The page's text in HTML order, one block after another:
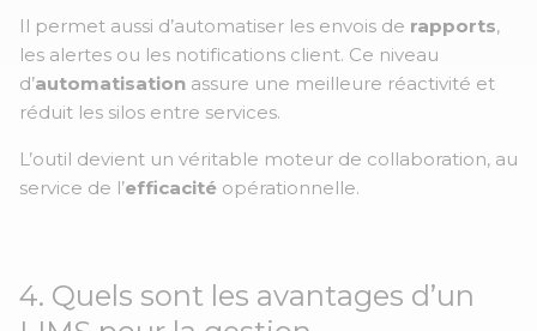
Il permet aussi d’automatiser les envois de rapports,
les alertes ou les notifications client. Ce niveau
d’automatisation assure une meilleure réactivité et
réduit les silos entre services.
L’outil devient un véritable moteur de collaboration, au
service de l’efficacité opérationnelle.
4. Quels sont les avantages d’un